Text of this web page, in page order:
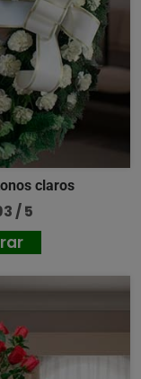
claros
/ 5